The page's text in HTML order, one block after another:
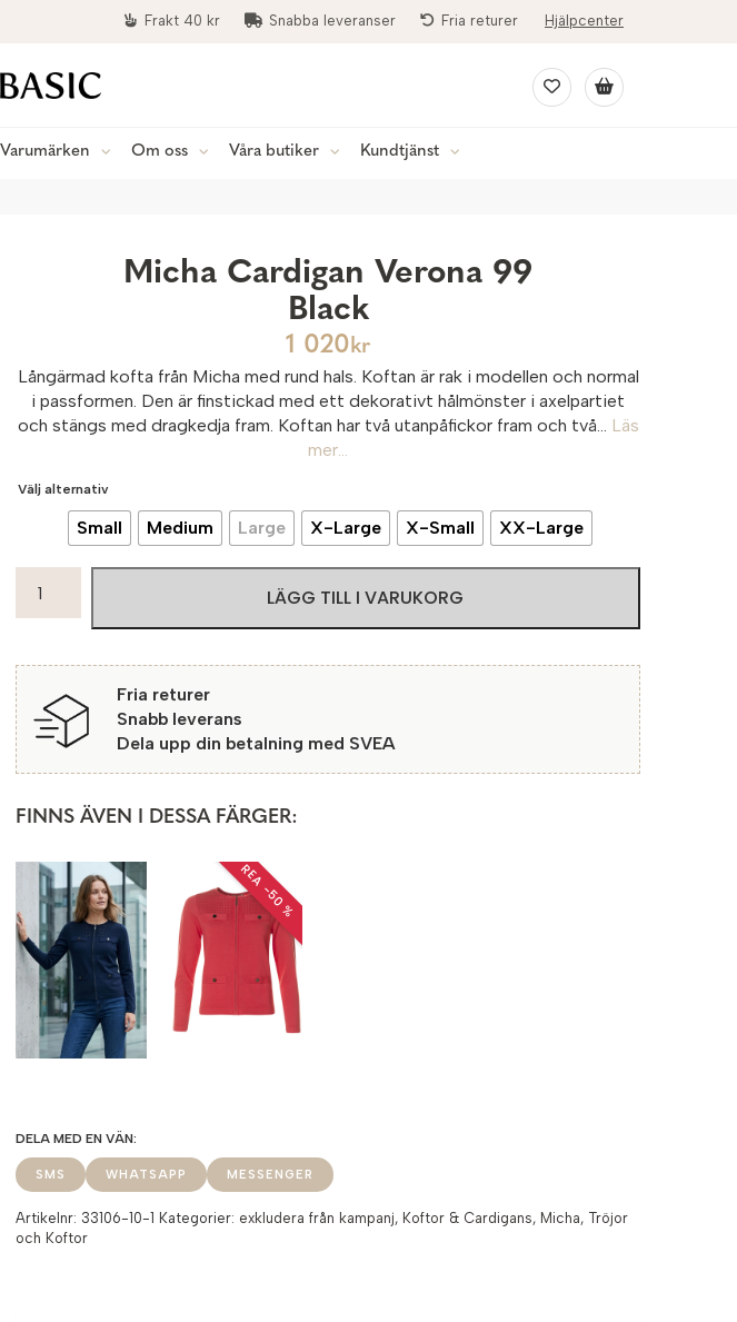
Frakt 40 kr Snabba leveranser Fria returer Hjälpcenter
Varumärken Om oss Våra butiker Kundtjänst
Micha Cardigan Verona 99
Black
1 020kr
Långärmad kofta från Micha med rund hals. Koftan är rak i modellen och normal
i passformen. Den är finstickad med ett dekorativt hålmönster i axelpartiet
och stängs med dragkedja fram. Koftan har två utanpåfickor fram och två... Läs
mer...
Välj alternativ
Small Medium Large X-Large X-Small XX-Large
Cardigan
Black
mängd
LÄGG TILL I VARUKORG
Fria returer
Snabb leverans
Dela upp din betalning med SVEA
FINNS ÄVEN I DESSA FÄRGER:
REA −50 %
SMS WHATSAPP MESSENGER
Artikelnr: 33106-10-1 Kategorier: exkludera från kampanj, Koftor & Cardigans, Micha, Tröjor
och Koftor